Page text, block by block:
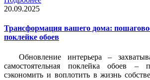
20.09.2025
Трансформация вашего дома:
поклейке обоев
Обновление интерьера –
самостоятельная поклейка обоев –
сэкономить и воплотить в жизнь